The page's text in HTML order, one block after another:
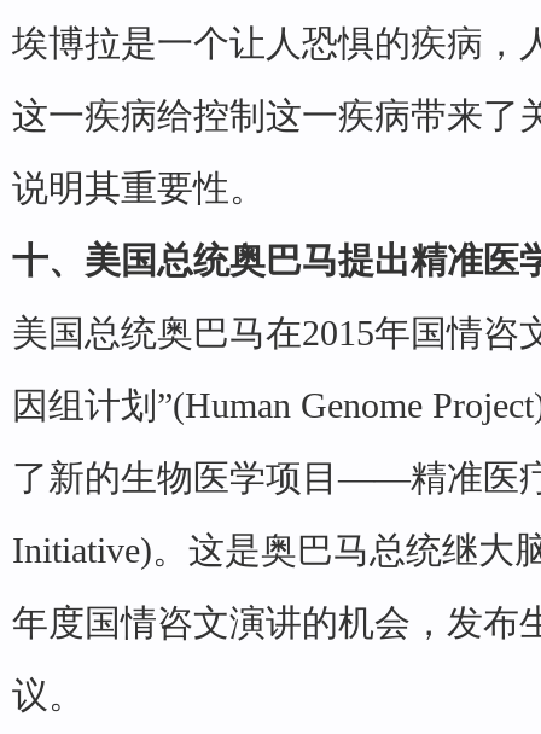
埃博拉是一个让人恐惧的疾病，
这一疾病给控制这一疾病带来了
说明其重要性。
十、美国总统奥巴马提出精准医
美国总统奥巴马在2015年国情咨
因组计划”(Human Genome
了新的生物医学项目——精准医
Initiative)。这是奥巴马总统继大
年度国情咨文演讲的机会，发布
议。